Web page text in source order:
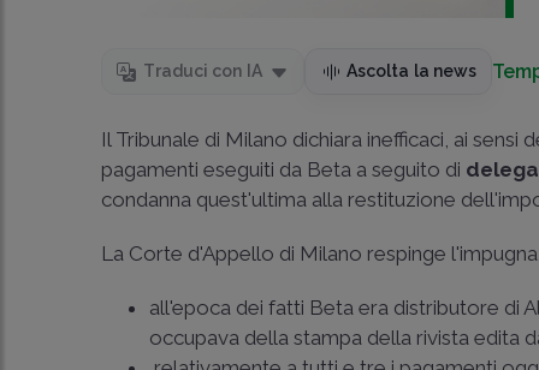
Traduci con IA Ascolta la news
Il Tribunale di Milano dichiara inefficaci, ai sensi
pagamenti eseguiti da Beta a seguito di
condanna quest'ultima alla restituzione
La Corte d'Appello di Milano respinge
all'epoca dei fatti Beta era distributore di
occupava della stampa della rivista edita